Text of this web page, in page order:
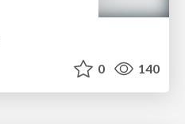
0 140